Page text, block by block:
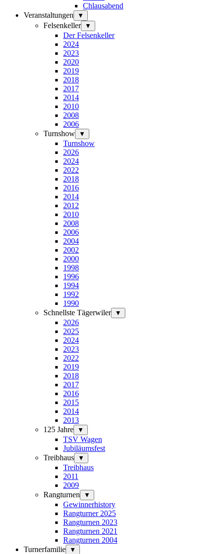
Chlausabend
Veranstaltungen
▼
Felsenkeller ▼
Der Felsenkeller
2024
2023
2020
2019
2018
2017
2014
2010
2008
2006
Turnshow
▼
Turnshow
2026
2024
2022
2018
2016
2014
2012
2010
2008
2006
2004
2002
2000
1998
1996
1994
1992
1990
Schnellste Tägerwiler
▼
2026
2025
2024
2023
2022
2019
2018
2017
2016
2015
2014
2013
125 Jahre
▼
TSV Wagen
Jubiläumsfest
Treibhaus
▼
Treibhaus
2011
2009
Rangturnen
▼
Gewinnerhistory
Rangturner 2025
Rangturnen 2023
Rangturnen 2021
Rangturnen 2004
Turnerfamilie
▼